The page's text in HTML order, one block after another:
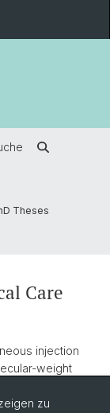
Theses
Care
injection
weight
zu